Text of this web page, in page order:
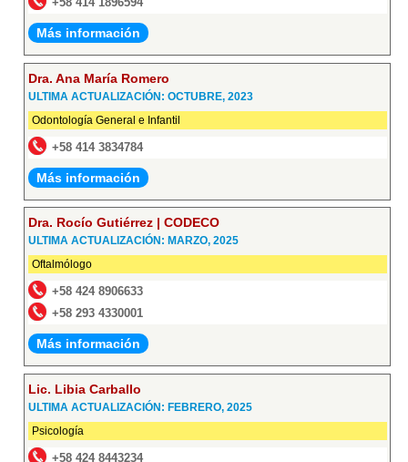
Más información
Dra. Ana María Romero
ULTIMA ACTUALIZACIÓN: OCTUBRE, 2023
Odontología General e Infantil
+58 414 3834784
Más información
Dra. Rocío Gutiérrez | CODECO
ULTIMA ACTUALIZACIÓN: MARZO, 2025
Oftalmólogo
+58 424 8906633
+58 293 4330001
Más información
Lic. Libia Carballo
ULTIMA ACTUALIZACIÓN: FEBRERO, 2025
Psicología
+58 424 8443234